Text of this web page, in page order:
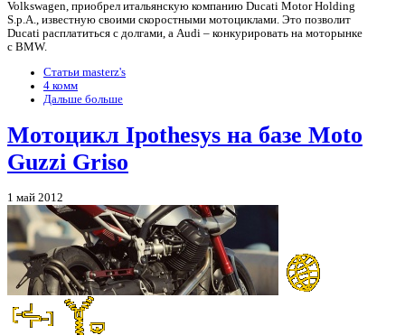
Volkswagen, приобрел итальянскую компанию Ducati Motor Holding
S.p.A., известную своими скоростными мотоциклами. Это позволит
Ducati расплатиться с долгами, а Audi – конкурировать на моторынке
с BMW.
Статьи masterz's
4 комм
Дальше больше
Мотоцикл Ipothesys на базе Moto
Guzzi Griso
1 май 2012